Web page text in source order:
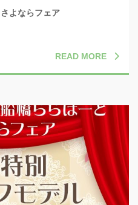
よならフェア
READ MORE